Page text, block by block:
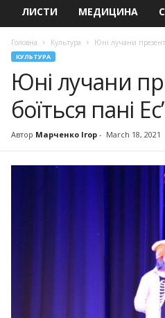
ЛИСТИ МЕДИЦИНА
Головна Культура Юні лучани
КУЛЬТУРА
Юні лучани
боїться пані
Автор Марченко Ігор- March 18, 2021